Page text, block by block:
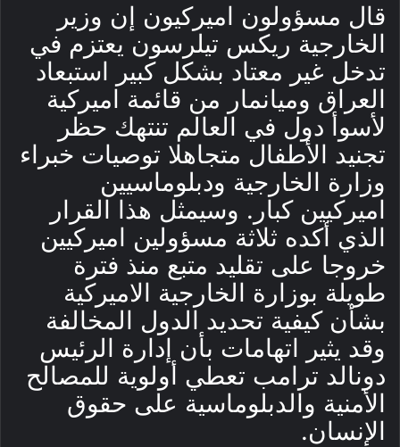
قال مسؤولون اميركيون إن وزير
الخارجية ريكس تيلرسون يعتزم في
تدخل غير معتاد بشكل كبير استبعاد
العراق وميانمار من قائمة اميركية
لأسوأ دول في العالم تنتهك حظر
تجنيد الأطفال متجاهلا توصيات خبراء
وزارة الخارجية ودبلوماسيين
اميركيين كبار. وسيمثل هذا القرار
الذي أكده ثلاثة مسؤولين اميركيين
خروجا على تقليد متبع منذ فترة
طويلة بوزارة الخارجية الاميركية
بشأن كيفية تحديد الدول المخالفة
وقد يثير اتهامات بأن إدارة الرئيس
دونالد ترامب تعطي أولوية للمصالح
الأمنية والدبلوماسية على حقوق
الإنسان.